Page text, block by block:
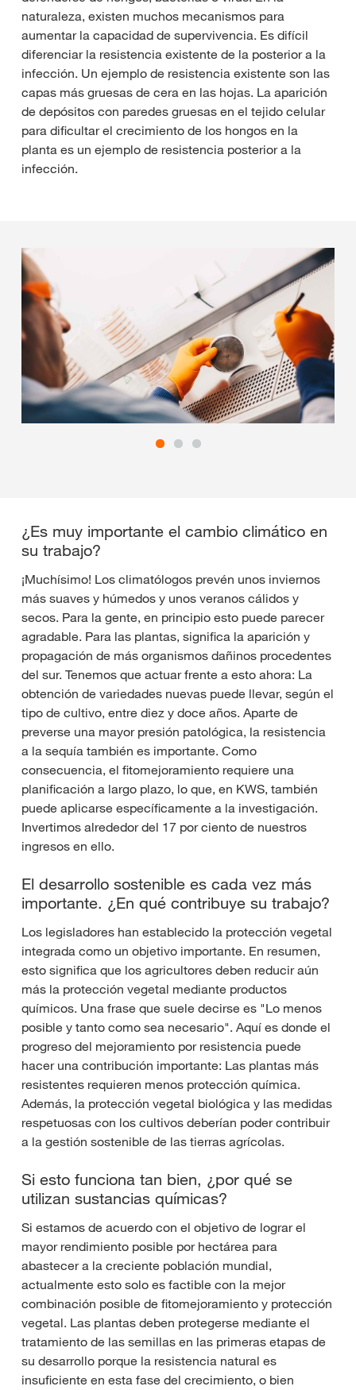
naturaleza, existen muchos mecanismos para
aumentar la capacidad de supervivencia. Es difícil
diferenciar la resistencia existente de la posterior a la
infección. Un ejemplo de resistencia existente son las
capas más gruesas de cera en las hojas. La aparición
de depósitos con paredes gruesas en el tejido celular
para dificultar el crecimiento de los hongos en la
planta es un ejemplo de resistencia posterior a la
infección.
¿Es muy importante el cambio climático en
su trabajo?
¡Muchísimo! Los climatólogos prevén unos inviernos
más suaves y húmedos y unos veranos cálidos y
secos. Para la gente, en principio esto puede parecer
agradable. Para las plantas, significa la aparición y
propagación de más organismos dañinos procedentes
del sur. Tenemos que actuar frente a esto ahora: La
obtención de variedades nuevas puede llevar, según el
tipo de cultivo, entre diez y doce años. Aparte de
preverse una mayor presión patológica, la resistencia
a la sequía también es importante. Como
consecuencia, el fitomejoramiento requiere una
planificación a largo plazo, lo que, en KWS, también
puede aplicarse específicamente a la investigación.
Invertimos alrededor del 17 por ciento de nuestros
ingresos en ello.
El desarrollo sostenible es cada vez más
importante. ¿En qué contribuye su trabajo?
Los legisladores han establecido la protección vegetal
integrada como un objetivo importante. En resumen,
esto significa que los agricultores deben reducir aún
más la protección vegetal mediante productos
químicos. Una frase que suele decirse es "Lo menos
posible y tanto como sea necesario". Aquí es donde el
progreso del mejoramiento por resistencia puede
hacer una contribución importante: Las plantas más
resistentes requieren menos protección química.
Además, la protección vegetal biológica y las medidas
respetuosas con los cultivos deberían poder contribuir
a la gestión sostenible de las tierras agrícolas.
Si esto funciona tan bien, ¿por qué se
utilizan sustancias químicas?
Si estamos de acuerdo con el objetivo de lograr el
mayor rendimiento posible por hectárea para
abastecer a la creciente población mundial,
actualmente esto solo es factible con la mejor
combinación posible de fitomejoramiento y protección
vegetal. Las plantas deben protegerse mediante el
tratamiento de las semillas en las primeras etapas de
su desarrollo porque la resistencia natural es
insuficiente en esta fase del crecimiento, o bien